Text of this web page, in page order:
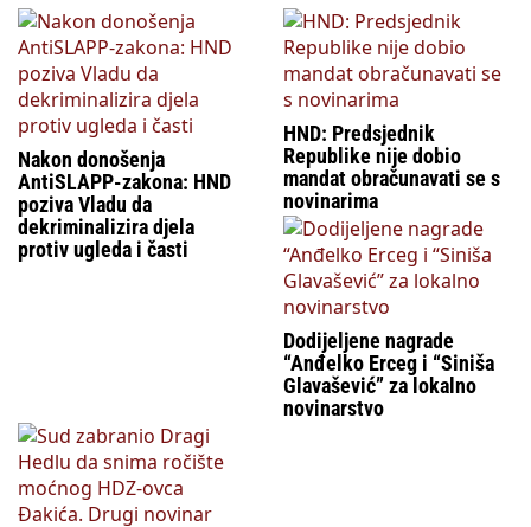
Nakon donošenja
AntiSLAPP-zakona: HND
poziva Vladu da
dekriminalizira djela
protiv ugleda i časti
HND: Predsjednik
Republike nije dobio
mandat obračunavati se s
novinarima
Dodijeljene nagrade
“Anđelko Erceg i “Siniša
Glavašević” za lokalno
novinarstvo